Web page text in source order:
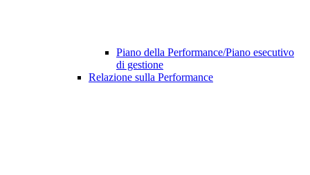
Piano della Performance/Piano esecutivo
di gestione
Relazione sulla Performance